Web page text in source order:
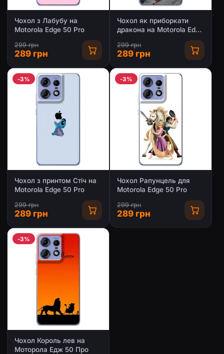
Чохол з Лабубу на
Motorola Edge 50 Pro
299 грн
289 грн
Чохол як приборкати
дракона на Motorola Edge
299 грн
289 грн
-3%
Чохол з принтом Стіч на
Motorola Edge 50 Pro
299 грн
289 грн
-3%
Чохол Рапунцель для
Motorola Edge 50 Pro
299 грн
289 грн
-3%
Чохол Король лев на
Моторола Едж 50 Про